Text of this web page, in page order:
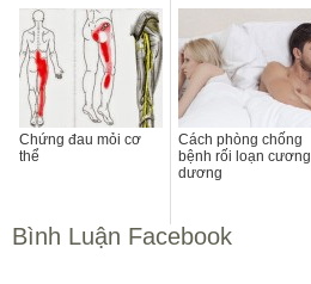
Chứng đau mỏi cơ
thể
Cách phòng chống
bệnh rối loạn cương
dương
Bình Luận Facebook